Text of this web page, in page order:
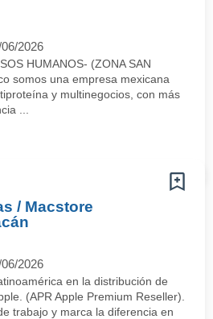
2026
HUMANOS- (ZONA SAN
somos una empresa mexicana
y multinegocios, con más
...
/ Macstore
2026
en la distribución de
(APR Apple Premium Reseller).
trabajo y marca la diferencia en